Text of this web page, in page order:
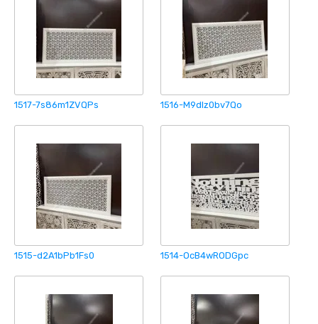
1517-7s86m1ZVQPs 1516-M9dlz0bv7Qo
1515-d2A1bPb1Fs0 1514-OcB4wRODGpc